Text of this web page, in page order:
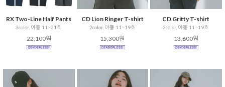
RX Two-Line Half Pants
3color, 아동 11~21호
22,100원
CD Lion Ringer T-shirt
2color, 아동 11~19호
15,300원
CD Gritty T-shirt
2color, 아동 11~19호
13,600원